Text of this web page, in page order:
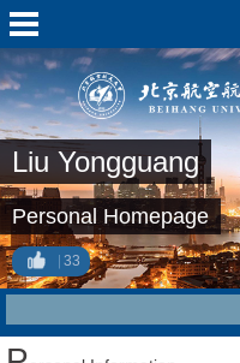
Liu Yongguang
Personal Homepage
33